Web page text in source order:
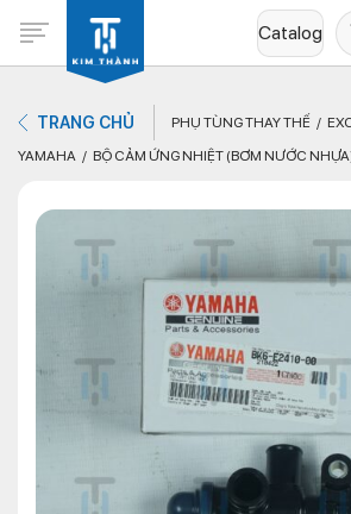
Catalog
Không có sản phẩm nào trong
TRANG CHỦ PHỤ TÙNG THAY THẾ
YAMAHA
BỘ CẢM ỨNG NHIỆT (BƠM NƯỚC